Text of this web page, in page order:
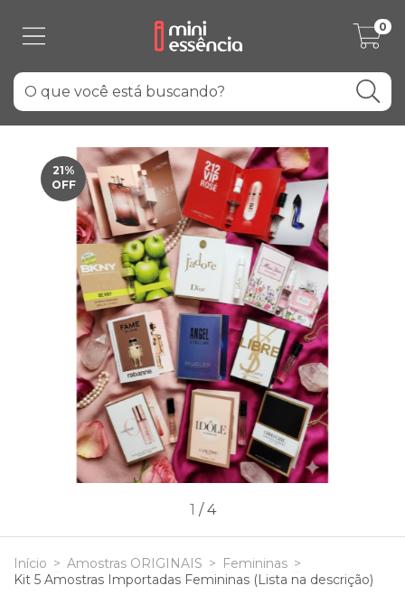
0
21%
OFF
1 /4
Início > Amostras ORIGINAIS > Femininas >
Kit 5 Amostras Importadas Femininas (Lista na descrição)